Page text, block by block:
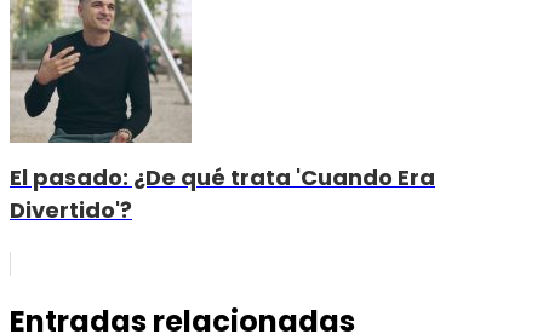
El pasado: ¿De qué trata 'Cuando Era
Divertido'?
Entradas relacionadas